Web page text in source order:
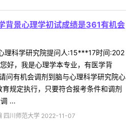
背景心理学初试成绩是361有机会
理科学研究院提问人:15***17时间:202
好，我是心理学本专业，有医学背
问有机会调剂到脑与心理科学研究院心
规定执行，只要符合报考条件和调剂
...
四川师范大学 2022-11-07